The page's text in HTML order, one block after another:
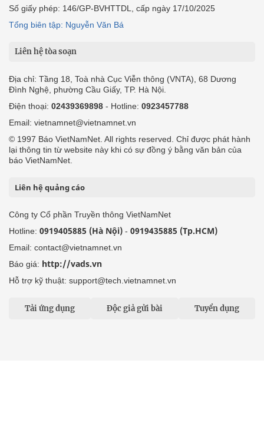
Số giấy phép: 146/GP-BVHTTDL, cấp ngày 17/10/2025
Tổng biên tập: Nguyễn Văn Bá
Liên hệ tòa soạn
Địa chỉ: Tầng 18, Toà nhà Cục Viễn thông (VNTA), 68 Dương
Đình Nghệ, phường Cầu Giấy, TP. Hà Nội.
Điện thoại: 02439369898 - Hotline: 0923457788
Email: vietnamnet@vietnamnet.vn
© 1997 Báo VietNamNet. All rights reserved. Chỉ được phát hành
lại thông tin từ website này khi có sự đồng ý bằng văn bản của
báo VietNamNet.
Liên hệ quảng cáo
Công ty Cổ phần Truyền thông VietNamNet
Hotline: 0919405885 (Hà Nội) - 0919435885 (Tp.HCM)
Email: contact@vietnamnet.vn
Báo giá: http://vads.vn
Hỗ trợ kỹ thuật: support@tech.vietnamnet.vn
Tải ứng dụng Độc giả gửi bài Tuyển dụng